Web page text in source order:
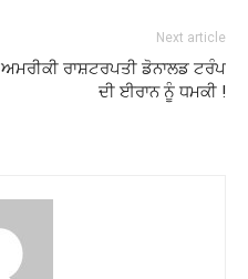
Next article
ਅਮਰੀਕੀ ਰਾਸ਼ਟਰਪਤੀ ਡੋਨਾਲਡ ਟਰੰਪ
ਦੀ ਈਰਾਨ ਨੂੰ ਧਮਕੀ !